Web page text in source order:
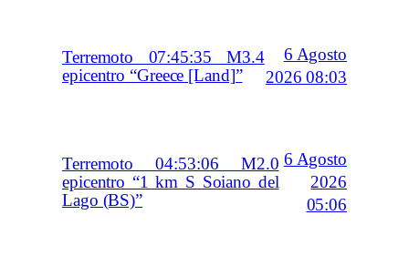
Terremoto 07:45:35 M3.4
epicentro “Greece [Land]”
6 Agosto
2026 08:03
Terremoto 04:53:06 M2.0
epicentro “1 km S Soiano del
Lago (BS)”
6 Agosto
2026
05:06